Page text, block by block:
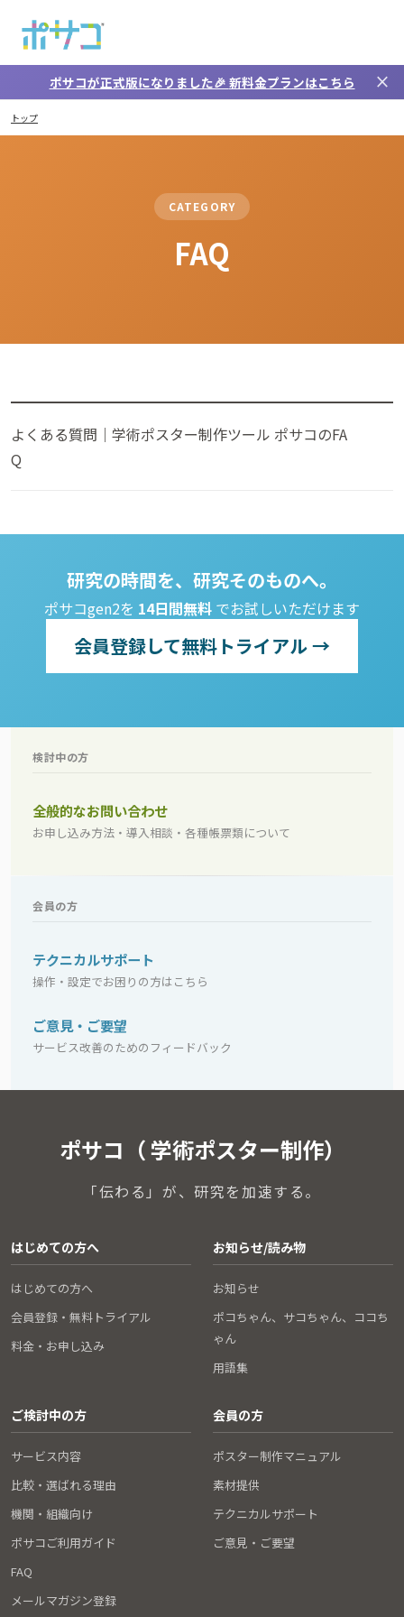
ポサコが正式版になりました🎉 新料金プランはこちら close
トップ
FAQ
CATEGORY
FAQ
よくある質問｜学術ポスター制作ツール ポサコのFA
Q
研究の時間を、研究そのものへ。
ポサコgen2を 14日間無料 でお試しいただけます
会員登録して無料トライアル →
検討中の方
全般的なお問い合わせ
お申し込み方法・導入相談・各種帳票類について
会員の方
テクニカルサポート
操作・設定でお困りの方はこちら
ご意見・ご要望
サービス改善のためのフィードバック
ポサコ（ 学術ポスター制作）
「伝わる」が、研究を加速する。
はじめての方へ
はじめての方へ
会員登録・無料トライアル
料金・お申し込み
お知らせ/読み物
お知らせ
ポコちゃん、サコちゃん、ココち
ゃん
用語集
ご検討中の方
サービス内容
比較・選ばれる理由
機関・組織向け
ポサコご利用ガイド
FAQ
メールマガジン登録
会員の方
ポスター制作マニュアル
素材提供
テクニカルサポート
ご意見・ご要望